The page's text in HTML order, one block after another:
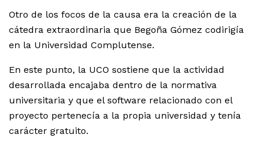
Otro de los focos de la causa era la creación de la
cátedra extraordinaria que Begoña Gómez codirigía
en la Universidad Complutense.
En este punto, la UCO sostiene que la actividad
desarrollada encajaba dentro de la normativa
universitaria y que el software relacionado con el
proyecto pertenecía a la propia universidad y tenía
carácter gratuito.